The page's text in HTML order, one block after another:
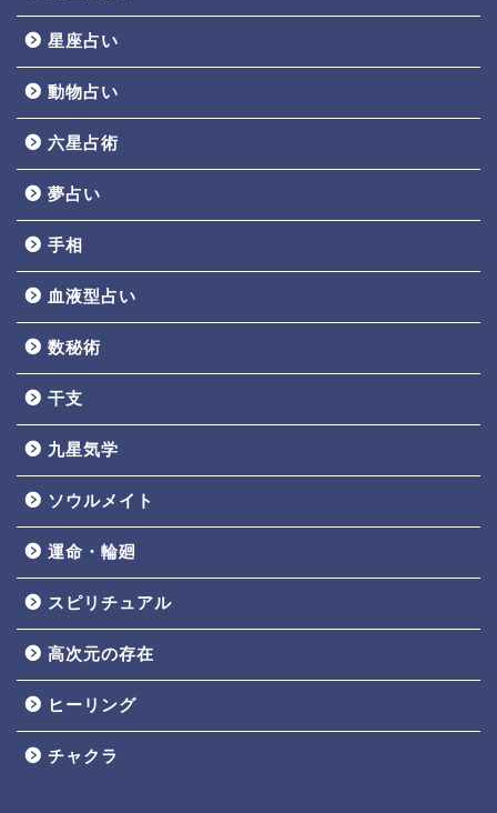
星座占い
動物占い
六星占術
夢占い
手相
血液型占い
数秘術
干支
九星気学
ソウルメイト
運命・輪廻
スピリチュアル
高次元の存在
ヒーリング
チャクラ